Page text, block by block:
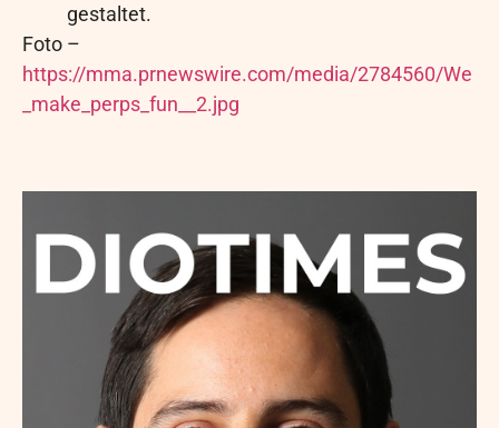
gestaltet.
Foto –
https://mma.prnewswire.com/media/2784560/We
_make_perps_fun__2.jpg